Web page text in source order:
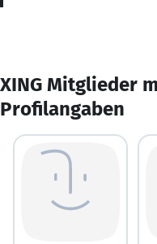
XING Mitglieder
Profilangaben